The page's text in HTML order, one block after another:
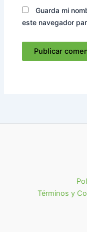
Guarda mi
este navegador
Términos y